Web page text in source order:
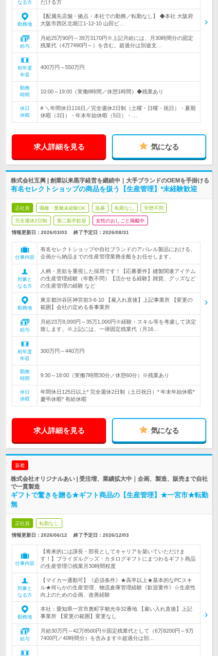
なる方
だける方
勤務地
【配属先店舗・拠点・本社での勤務／転勤なし】 ◆本社 大阪府
大阪市西区北堀江1-12-10 山田ビ…
給与
月給25万90円～39万3170円※上記月給には、月30時間分の固定
残業代（4万7490円～）を含む。超過分は別途支…
初年度
年収
400万円～550万円
勤務
時間
10:00～19:00（実働8時間／休憩1時間）◆残業あり
休日
休暇
# ＼年間休日116日／完全週休2日制（土曜・日曜・祝日）・夏期
休暇（3日）・年末年始休暇（5日）・…
求人詳細を見る 気になる
株式会社互興 | 創業以来黒字経営を継続中｜大手ブランドのOEMを手掛ける
有名セレクトショップの商品を扱う【生産管理】*未経験歓迎
正社員 職種・業種未経験OK 急募 転勤なし 学歴不問
完全週休2日制 第二新卒歓迎 女性のおしごと掲載中
情報更新日：2026/03/03 終了予定日： 2026/08/31
仕事内容
有名セレクトショップや自社ブランドのアパレル製品における、
企画から納品までの生産管理業務全般をお任せします。
対象と
なる方
人柄・意欲を重視した採用です！【応募要件】縫製関連アイテム
の生産管理経験（年数不問）【活かせる経験】雑貨、グッズなど
の生産管理の経験 など
勤務地
東京都渋谷区神宮前3-6-10 【雇入れ直後】上記事業所 【変更の
範囲】会社の定める各事業所
給与
月給23万8,000円～35万1,000円※経験・スキル等を考慮して決定
致します。※上記には、一律固定残業代（月16…
初年度
年収
300万円～440万円
勤務
時間
9:30～18:00（実働7時間30分／休憩60分）※残業あり
休日
休暇
年間休日125日以上* 完全週休2日制（土日祝日）* 年末年始休暇*
慶弔休暇* 有給休暇
求人詳細を見る 気になる
新着
株式会社オリジナルあい | 受注増、業績拡大中｜企画、製造、販売まで自社
で一貫製造
ギフトで驚きを贈る★ギフト商品の【生産管理】★一宮市★転勤
無
正社員 転勤なし
情報更新日：2026/06/12 終了予定日： 2026/12/03
仕事内容
【将来的には課長・部長としてキャリアを築いていただけま
す！】ブライダルグッズ・カタログギフトにまつわるギフト商品
の生産管理◎残業月30時間程度
対象と
なる方
【マイカー通勤可】《必須条件》★高卒以上★基本的なPCスキ
ル★何らかの生産管理、物流倉庫管理経験《歓迎要件》☆生産性
向上のための企画、改善経験
勤務地
本社：愛知県一宮市奥町字剱光寺32番地 【雇い入れ直後】上記
事業所 【変更の範囲】変更なし
給与
月給30万円～42万8500円※固定残業代として（6万8200円～9万
7400円／40時間分）を含みます※超過分は別…